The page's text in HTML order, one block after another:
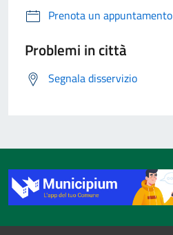
Prenota un appuntamento
Problemi in città
Segnala disservizio